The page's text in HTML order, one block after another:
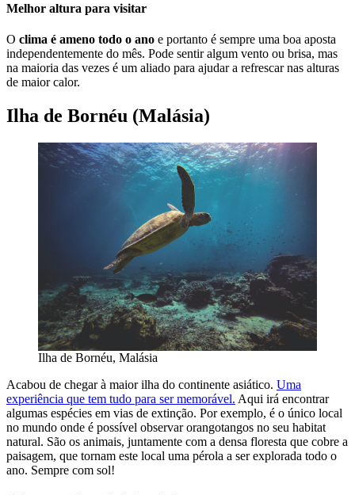
Melhor altura para visitar
O clima é ameno todo o ano e portanto é sempre uma boa aposta
independentemente do mês. Pode sentir algum vento ou brisa, mas
na maioria das vezes é um aliado para ajudar a refrescar nas alturas
de maior calor.
Ilha de Bornéu (Malásia)
Ilha de Bornéu, Malásia
Acabou de chegar à maior ilha do continente asiático. Uma
experiência que tem tudo para ser memorável. Aqui irá encontrar
algumas espécies em vias de extinção. Por exemplo, é o único local
no mundo onde é possível observar orangotangos no seu habitat
natural. São os animais, juntamente com a densa floresta que cobre a
paisagem, que tornam este local uma pérola a ser explorada todo o
ano. Sempre com sol!